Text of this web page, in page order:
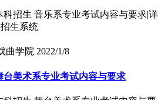
科招生 音乐系专业考试内容与要求|详
生系统
曲学院 2022/1/8
台美术系专业考试内容与要求